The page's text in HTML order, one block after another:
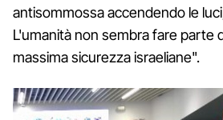
antisommossa accendendo le
L'umanità non sembra fare parte
massima sicurezza israeliane".